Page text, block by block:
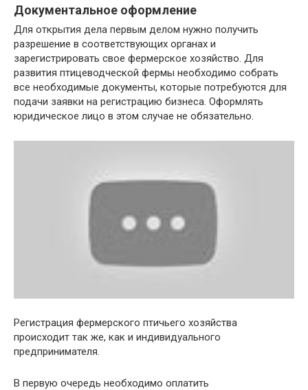
Документальное оформление
Для открытия дела первым делом нужно получить
разрешение в соответствующих органах и
зарегистрировать свое фермерское хозяйство. Для
развития птицеводческой фермы необходимо собрать
все необходимые документы, которые потребуются для
подачи заявки на регистрацию бизнеса. Оформлять
юридическое лицо в этом случае не обязательно.
Регистрация фермерского птичьего хозяйства
происходит так же, как и индивидуального
предпринимателя.
В первую очередь необходимо оплатить